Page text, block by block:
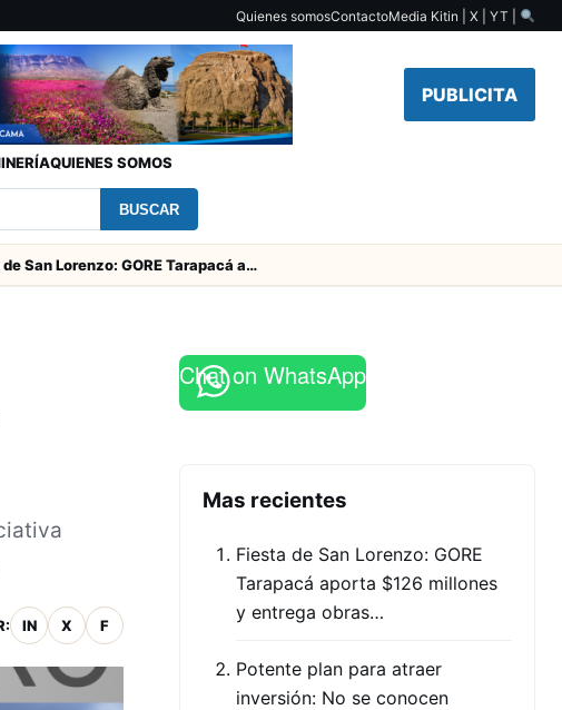
Quienes somosContactoMedia Kitin | X | YT |
PUBLICITA
QUIENES SOMOS
BUSCAR
Fiesta de San Lorenzo: GORE Tarapacá aporta $126 millones y entrega obras en el campanario
IN X F
Chat on WhatsApp
Mas recientes
Fiesta de San Lorenzo: GORE
Tarapacá aporta $126 millones
y entrega obras…
Potente plan para atraer
inversión: No se conocen